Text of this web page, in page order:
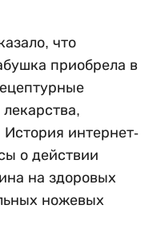
что
приобрела в
интернет-
о действии
на здоровых
ножевых